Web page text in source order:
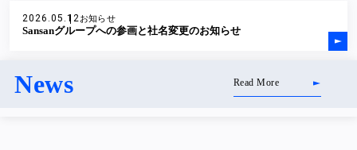
2026.05.12お知らせ
Sansanグループへの参画と社名変更のお知らせ
News Read More